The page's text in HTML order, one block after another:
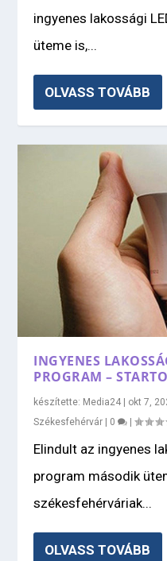
ingyenes lakossági
üteme is,...
OLVASS TOVÁBB
INGYENES
PROGRAM –
készítette: Media24 | okt 7,
Székesfehérvár | 0 |
Elindult az ingyenes
program második
székesfehérváriak...
OLVASS TOVÁBB